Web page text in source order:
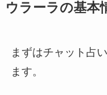
ウラーラの基本
まずはチャット占
ます。